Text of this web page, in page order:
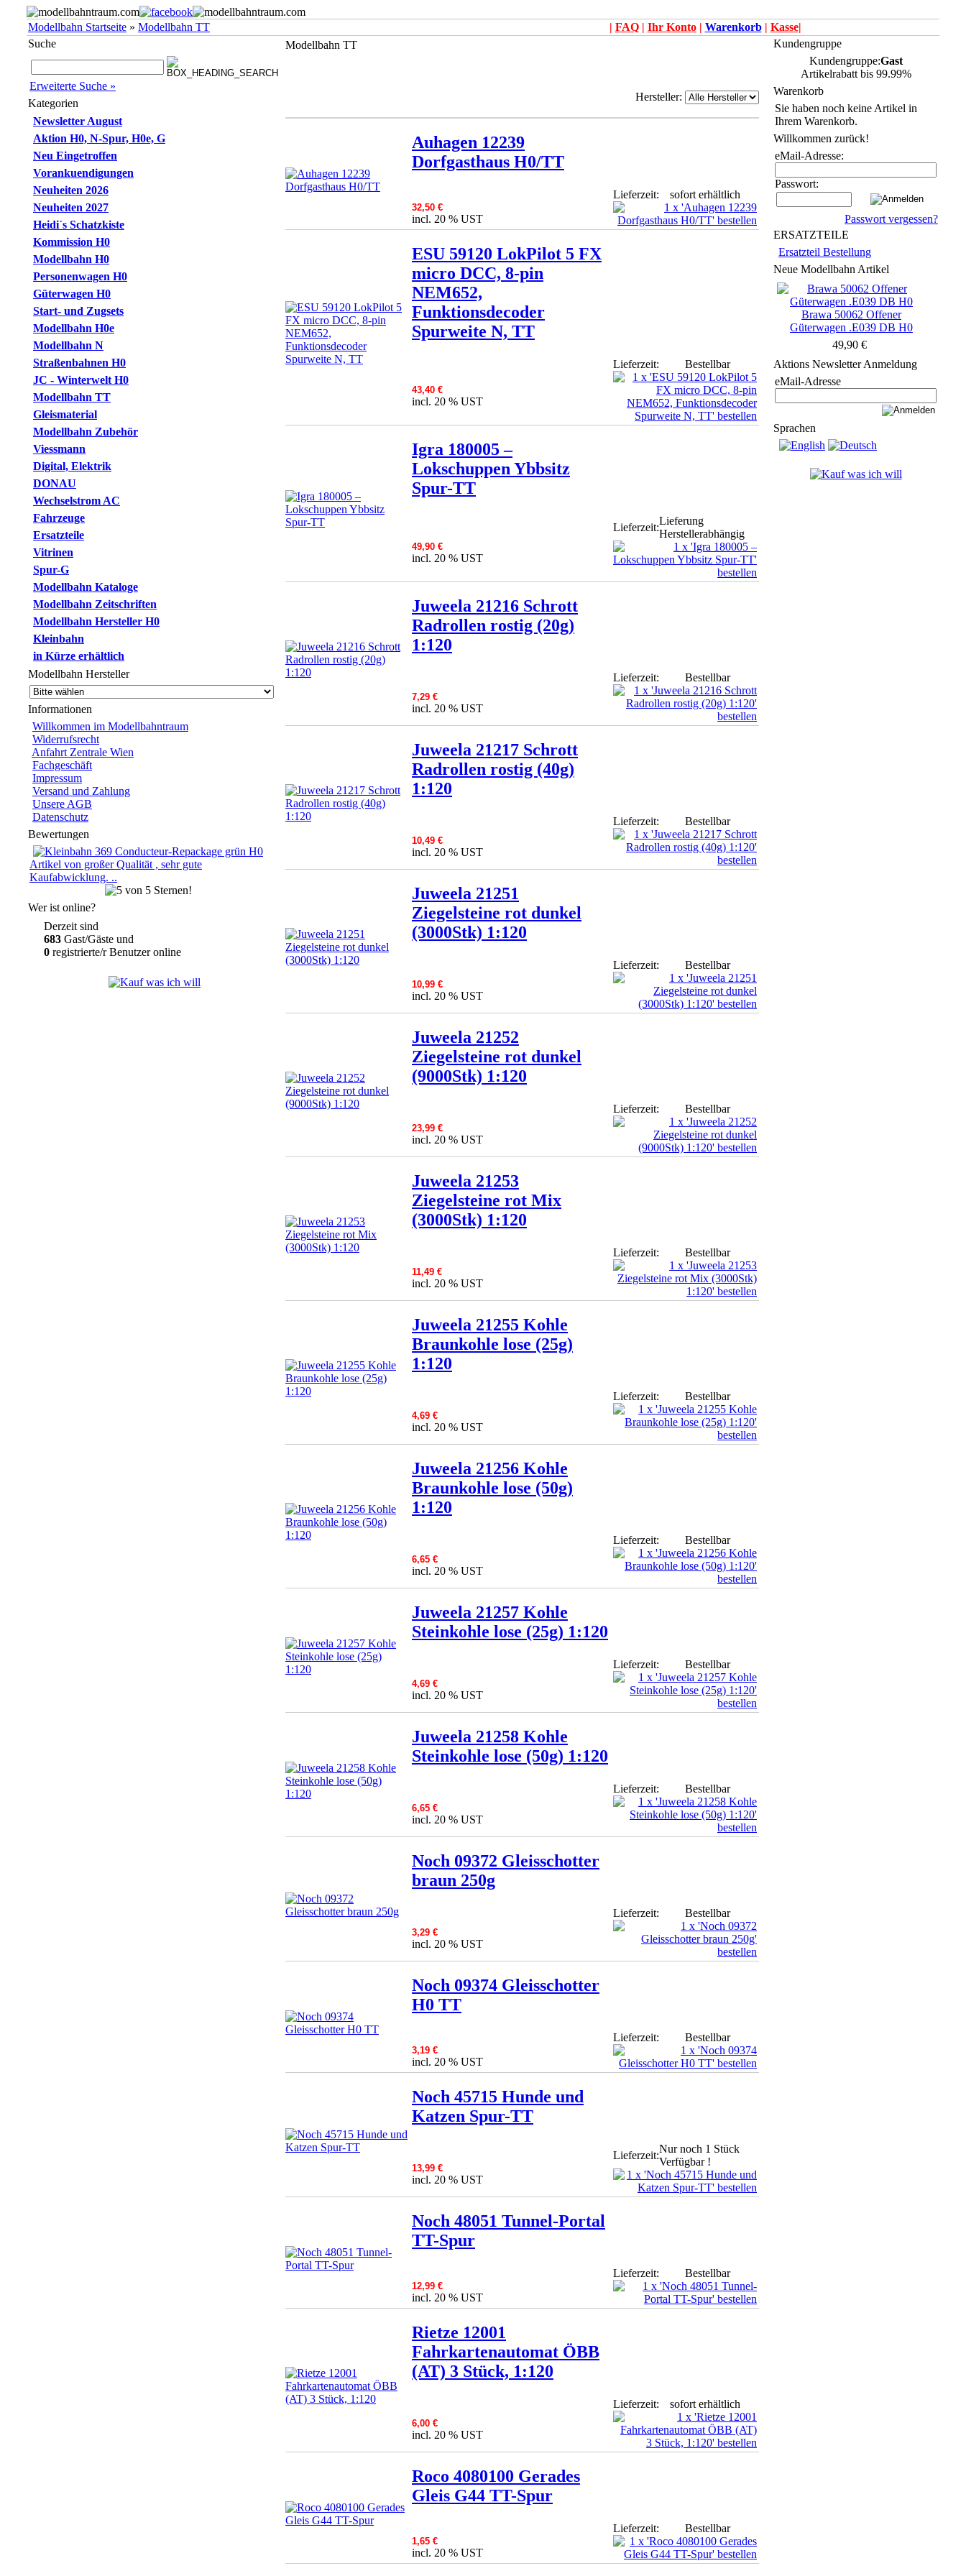
Modellbahn Startseite » Modellbahn TT | FAQ| Ihr Konto| Warenkorb| Kasse|
Suche
Erweiterte Suche »
Kategorien
Newsletter August
Aktion H0, N-Spur, H0e, G
Neu Eingetroffen
Vorankuendigungen
Neuheiten 2026
Neuheiten 2027
Heidi´s Schatzkiste
Kommission H0
Modellbahn H0
Personenwagen H0
Güterwagen H0
Start- und Zugsets
Modellbahn H0e
Modellbahn N
Straßenbahnen H0
JC - Winterwelt H0
Modellbahn TT
Gleismaterial
Modellbahn Zubehör
Viessmann
Digital, Elektrik
DONAU
Wechselstrom AC
Fahrzeuge
Ersatzteile
Vitrinen
Spur-G
Modellbahn Kataloge
Modellbahn Zeitschriften
Modellbahn Hersteller H0
Kleinbahn
in Kürze erhältlich
Modellbahn Hersteller
Informationen
Willkommen im Modellbahntraum
Widerrufsrecht
Anfahrt Zentrale Wien
Fachgeschäft
Impressum
Versand und Zahlung
Unsere AGB
Datenschutz
Bewertungen
Artikel von großer Qualität , sehr gute
Kaufabwicklung. ..
Wer ist online?
Derzeit sind
683 Gast/Gäste und
0 registrierte/r Benutzer online
Modellbahn TT
Hersteller:
Auhagen 12239
Dorfgasthaus H0/TT
32,50 €
incl. 20 % UST
Lieferzeit: sofort erhältlich
ESU 59120 LokPilot 5 FX
micro DCC, 8-pin
NEM652,
Funktionsdecoder
Spurweite N, TT
43,40 €
incl. 20 % UST
Lieferzeit: Bestellbar
Igra 180005 –
Lokschuppen Ybbsitz
Spur-TT
49,90 €
incl. 20 % UST
Lieferzeit:
Lieferung
Herstellerabhängig
Juweela 21216 Schrott
Radrollen rostig (20g)
1:120
7,29 €
incl. 20 % UST
Lieferzeit: Bestellbar
Juweela 21217 Schrott
Radrollen rostig (40g)
1:120
10,49 €
incl. 20 % UST
Lieferzeit: Bestellbar
Juweela 21251
Ziegelsteine rot dunkel
(3000Stk) 1:120
10,99 €
incl. 20 % UST
Lieferzeit: Bestellbar
Juweela 21252
Ziegelsteine rot dunkel
(9000Stk) 1:120
23,99 €
incl. 20 % UST
Lieferzeit: Bestellbar
Juweela 21253
Ziegelsteine rot Mix
(3000Stk) 1:120
11,49 €
incl. 20 % UST
Lieferzeit: Bestellbar
Juweela 21255 Kohle
Braunkohle lose (25g)
1:120
4,69 €
incl. 20 % UST
Lieferzeit: Bestellbar
Juweela 21256 Kohle
Braunkohle lose (50g)
1:120
6,65 €
incl. 20 % UST
Lieferzeit: Bestellbar
Juweela 21257 Kohle
Steinkohle lose (25g) 1:120
4,69 €
incl. 20 % UST
Lieferzeit: Bestellbar
Juweela 21258 Kohle
Steinkohle lose (50g) 1:120
6,65 €
incl. 20 % UST
Lieferzeit: Bestellbar
Noch 09372 Gleisschotter
braun 250g
3,29 €
incl. 20 % UST
Lieferzeit: Bestellbar
Noch 09374 Gleisschotter
H0 TT
3,19 €
incl. 20 % UST
Lieferzeit: Bestellbar
Noch 45715 Hunde und
Katzen Spur-TT
13,99 €
incl. 20 % UST
Lieferzeit:
Nur noch 1 Stück
Verfügbar !
Noch 48051 Tunnel-Portal
TT-Spur
12,99 €
incl. 20 % UST
Lieferzeit: Bestellbar
Rietze 12001
Fahrkartenautomat ÖBB
(AT) 3 Stück, 1:120
6,00 €
incl. 20 % UST
Lieferzeit: sofort erhältlich
Roco 4080100 Gerades
Gleis G44 TT-Spur
1,65 €
incl. 20 % UST
Lieferzeit: Bestellbar
Kundengruppe
Kundengruppe:Gast
Artikelrabatt bis 99.99%
Warenkorb
Sie haben noch keine Artikel in
Ihrem Warenkorb.
Willkommen zurück!
eMail-Adresse:
Passwort:
Passwort vergessen?
ERSATZTEILE
Ersatzteil Bestellung
Neue Modellbahn Artikel
Brawa 50062 Offener
Güterwagen .E039 DB H0
49,90 €
Aktions Newsletter Anmeldung
eMail-Adresse
Sprachen